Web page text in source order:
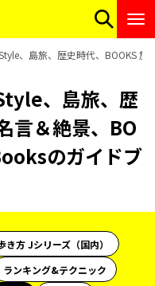
、島旅、歴史時代、BOOKS
、島旅、歴
言＆絶景、BO
のガイドブ
き方 Jシリーズ（国内）
ランキング&テクニック